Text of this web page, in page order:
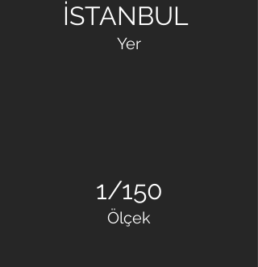
İSTANBUL
Yer
1/150
Ölçek